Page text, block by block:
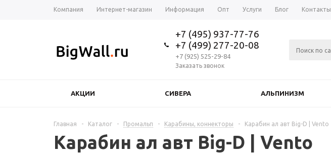
Компания Интернет-магазин Информация Опт Услуги Блог Контакты
+7 (495) 937-77-76
+7 (499) 277-20-08
+7 (925) 525-29-84
Заказать звонок
АКЦИИ СИВЕРА АЛЬПИНИЗМ
Главная - Каталог - Промальп - Карабины, коннекторы - Карабин ал авт Big-D | Vento
Карабин ал авт Big-D | Vento